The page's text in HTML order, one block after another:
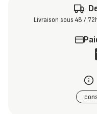
Livraison sous 48 /